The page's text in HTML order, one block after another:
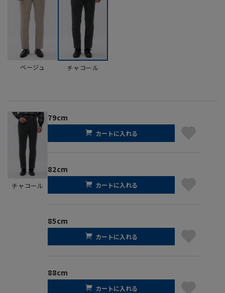
ベージュ チャコール
チャコール
79cm
カートに入れる
82cm
カートに入れる
85cm
カートに入れる
88cm
カートに入れる